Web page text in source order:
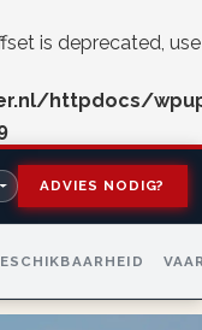
is deprecated, use
httpdocs/
ADVIES NODIG?